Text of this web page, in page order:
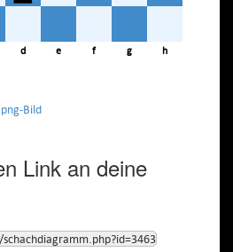
d e f g h
Bild
Link an deine